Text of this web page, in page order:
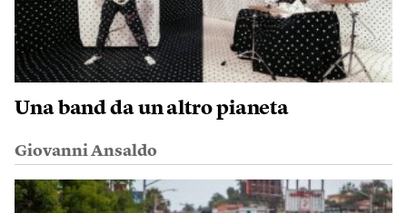
Una band da un altro pianeta
Giovanni Ansaldo